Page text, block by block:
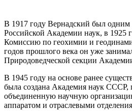
В 1917 году Вернадский был одним
Российской Академии наук, в 1925
Комиссию по геохимии и
годов прошлого века он уже
Природоведческой секции
В 1945 году на основе ранее
была создана Академия наук СССР,
объединенную научную
аппаратом и отраслевыми